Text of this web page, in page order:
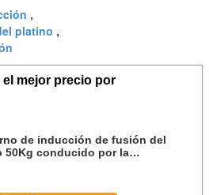
,
platino ,
el mejor precio por
de inducción de fusión del
50Kg conducido por la